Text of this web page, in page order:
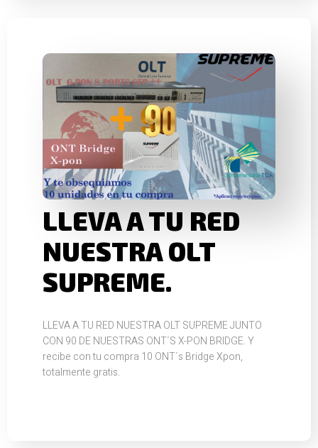
LLEVA A TU RED
NUESTRA OLT
SUPREME.
LLEVA A TU RED NUESTRA OLT SUPREME JUNTO
CON 90 DE NUESTRAS ONT´S X-PON BRIDGE. Y
recibe con tu compra 10 ONT´s Bridge Xpon,
totalmente gratis.